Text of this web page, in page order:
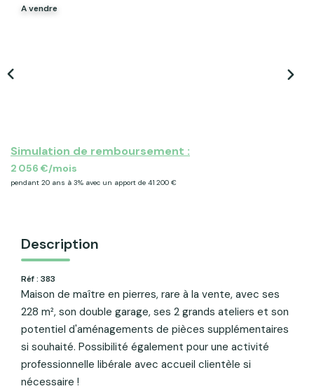
A vendre
Simulation de remboursement :
2 056 €/mois
pendant 20 ans à 3% avec un apport de 41 200 €
Description
Réf : 383
Maison de maître en pierres, rare à la vente, avec ses
228 m², son double garage, ses 2 grands ateliers et son
potentiel d'aménagements de pièces supplémentaires
si souhaité. Possibilité également pour une activité
professionnelle libérale avec accueil clientèle si
nécessaire !